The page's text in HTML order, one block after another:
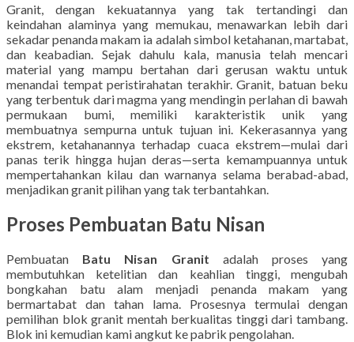
Granit, dengan kekuatannya yang tak tertandingi dan
keindahan alaminya yang memukau, menawarkan lebih dari
sekadar penanda makam ia adalah simbol ketahanan, martabat,
dan keabadian. Sejak dahulu kala, manusia telah mencari
material yang mampu bertahan dari gerusan waktu untuk
menandai tempat peristirahatan terakhir. Granit, batuan beku
yang terbentuk dari magma yang mendingin perlahan di bawah
permukaan bumi, memiliki karakteristik unik yang
membuatnya sempurna untuk tujuan ini. Kekerasannya yang
ekstrem, ketahanannya terhadap cuaca ekstrem—mulai dari
panas terik hingga hujan deras—serta kemampuannya untuk
mempertahankan kilau dan warnanya selama berabad-abad,
menjadikan granit pilihan yang tak terbantahkan.
Proses Pembuatan Batu Nisan
Pembuatan Batu Nisan Granit adalah proses yang
membutuhkan ketelitian dan keahlian tinggi, mengubah
bongkahan batu alam menjadi penanda makam yang
bermartabat dan tahan lama. Prosesnya termulai dengan
pemilihan blok granit mentah berkualitas tinggi dari tambang.
Blok ini kemudian kami angkut ke pabrik pengolahan.